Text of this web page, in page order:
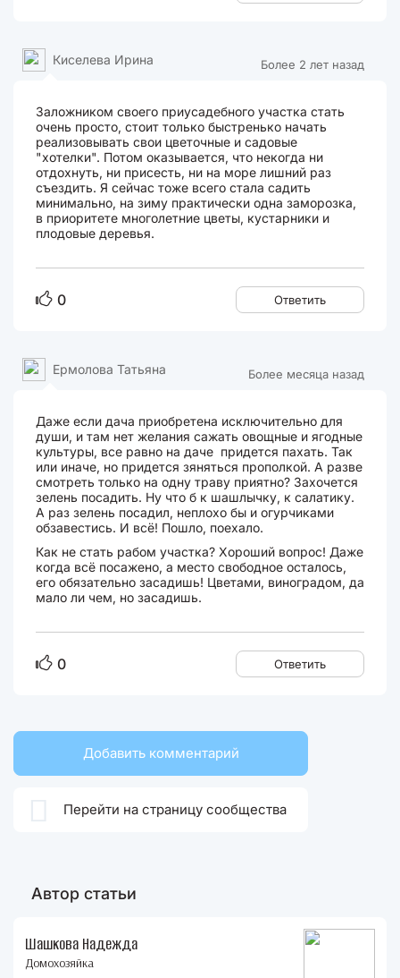
Более 2 лет назад
Киселева Ирина
Заложником своего приусадебного участка стать
очень просто, стоит только быстренько начать
реализовывать свои цветочные и садовые
"хотелки". Потом оказывается, что некогда ни
отдохнуть, ни присесть, ни на море лишний раз
съездить. Я сейчас тоже всего стала садить
минимально, на зиму практически одна заморозка,
в приоритете многолетние цветы, кустарники и
плодовые деревья.
0 Ответить
Более месяца назад
Ермолова Татьяна
Даже если дача приобретена исключительно для
души, и там нет желания сажать овощные и ягодные
культуры, все равно на даче придется пахать. Так
или иначе, но придется зяняться прополкой. А разве
смотреть только на одну траву приятно? Захочется
зелень посадить. Ну что б к шашлычку, к салатику.
А раз зелень посадил, неплохо бы и огурчиками
обзавестись. И всё! Пошло, поехало.
Как не стать рабом участка? Хороший вопрос! Даже
когда всё посажено, а место свободное осталось,
его обязательно засадишь! Цветами, виноградом, да
мало ли чем, но засадишь.
0 Ответить
Добавить комментарий
Перейти на страницу сообщества
Автор статьи
Шашкова Надежда
Домохозяйка